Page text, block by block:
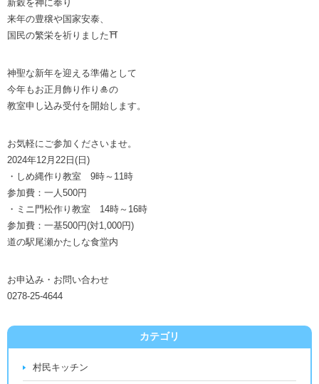
新穀を神に奉り
来年の豊穣や国家安泰、
国民の繁栄を祈りました⛩
神聖な新年を迎える準備として
今年もお正月飾り作り🎍の
教室申し込み受付を開始します。
お気軽にご参加くださいませ。
2024年12月22日(日)
・しめ縄作り教室 9時～11時
参加費：一人500円
・ミニ門松作り教室 14時～16時
参加費：一基500円(対1,000円)
道の駅尾瀬かたしな食堂内
お申込み・お問い合わせ
0278-25-4644
カテゴリ
村民キッチン